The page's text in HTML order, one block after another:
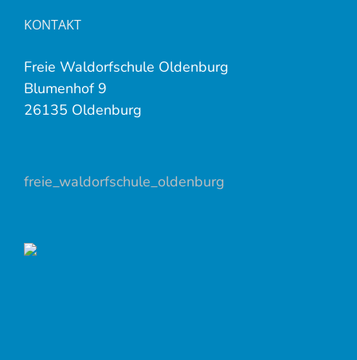
KONTAKT
Freie Waldorfschule Oldenburg
Blumenhof 9
26135 Oldenburg
freie_waldorfschule_oldenburg